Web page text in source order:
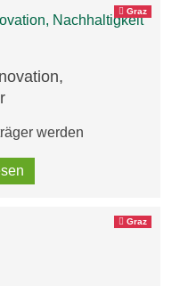
Graz
werden
Graz